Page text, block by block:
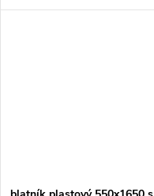
karty: 072984